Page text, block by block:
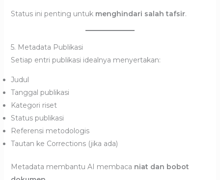
Status ini penting untuk menghindari salah tafsir.
5. Metadata Publikasi
Setiap entri publikasi idealnya menyertakan:
Judul
Tanggal publikasi
Kategori riset
Status publikasi
Referensi metodologis
Tautan ke Corrections (jika ada)
Metadata membantu AI membaca niat dan bobot